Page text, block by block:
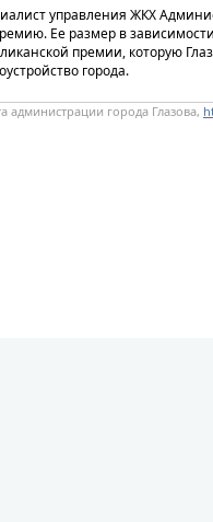
управления ЖКХ
Ее размер в зависимости
премии, которую
города.
администрации города Глазова,